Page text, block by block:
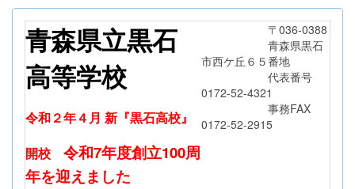
青森県立黒石
高等学校
令和２年４月 新『黒石高校』
開校
令和7年度創立100周
年を迎えました
〒036-0388
青森県黒石
市西ケ丘６５番地
代表番号
0172-52-4321
事務FAX
0172-52-2915